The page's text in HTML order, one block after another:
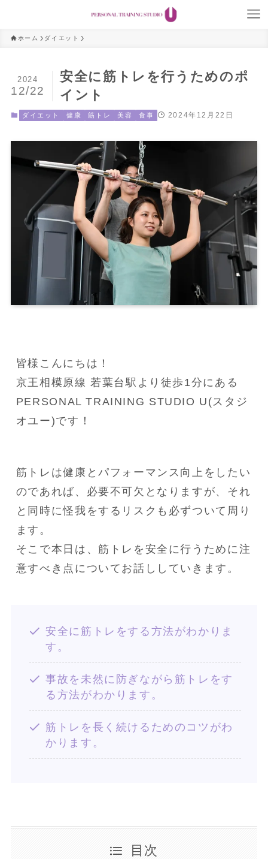
ホーム ダイエット
安全に筋トレを行うためのポ
イント
2024
12/22
ダイエット 健康 筋トレ 美容 食事 2024年12月22日
皆様こんにちは！
京王相模原線 若葉台駅より徒歩1分にある
PERSONAL TRAINING STUDIO U(スタジ
オユー)です！
筋トレは健康とパフォーマンス向上をしたい
のであれば、必要不可欠となりますが、それ
と同時に怪我をするリスクも必ずついて周り
ます。
そこで本日は、筋トレを安全に行うために注
意すべき点についてお話ししていきます。
安全に筋トレをする方法がわかりま
す。
事故を未然に防ぎながら筋トレをす
る方法がわかります。
筋トレを長く続けるためのコツがわ
かります。
目次